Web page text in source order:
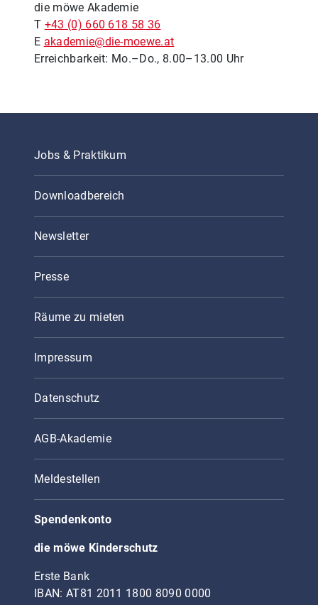
die möwe Akademie
T +43 (0) 660 618 58 36
E akademie@die-moewe.at
Erreichbarkeit: Mo.–Do., 8.00–13.00 Uhr
Jobs & Praktikum
Downloadbereich
Newsletter
Presse
Räume zu mieten
Impressum
Datenschutz
AGB-Akademie
Meldestellen
Spendenkonto
die möwe Kinderschutz
Erste Bank
IBAN: AT81 2011 1800 8090 0000